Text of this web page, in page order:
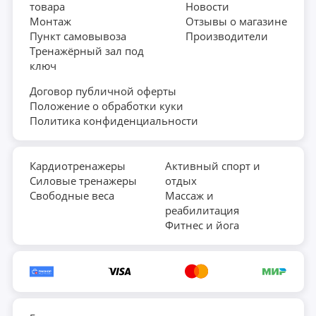
форматов тренировок; • максимальный вес пользователя
до 140 кг.
товара
Монтаж
Пункт самовывоза
Тренажёрный зал под
ключ
Новости
Отзывы о магазине
Производители
Договор публичной оферты
Положение о обработки куки
Политика конфиденциальности
Кардиотренажеры
Силовые тренажеры
Свободные веса
Активный спорт и
отдых
Массаж и
реабилитация
Фитнес и йога